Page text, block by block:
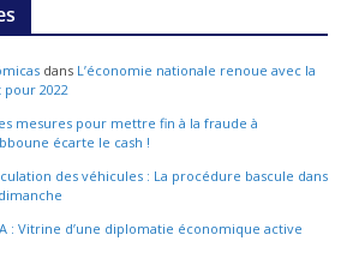
dans L’économie nationale renoue avec la
pour 2022
mesures pour mettre fin à la fraude à
écarte le cash !
des véhicules : La procédure bascule dans
: Vitrine d’une diplomatie économique active